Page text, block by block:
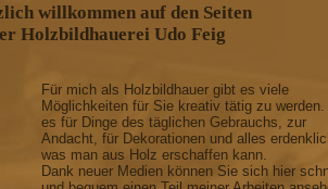
willkommen auf den Seiten
Holzbildhauerei Udo Feig
Für mich als Holzbildhauer gibt es viele
Möglichkeiten für Sie kreativ tätig zu
es für Dinge des täglichen Gebrauchs, zur
Andacht, für Dekorationen und alles
was man aus Holz erschaffen kann.
Dank neuer Medien können Sie sich hier